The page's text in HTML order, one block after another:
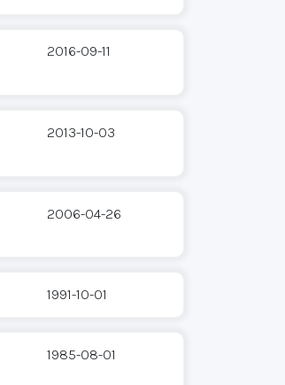
2016-09-11
2013-10-03
2006-04-26
1991-10-01
1985-08-01